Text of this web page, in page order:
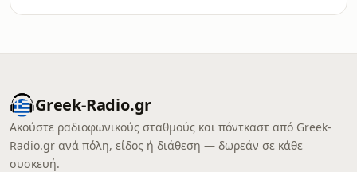
Greek-Radio.gr
Ακούστε ραδιοφωνικούς σταθμούς και πόντκαστ από Greek-
Radio.gr ανά πόλη, είδος ή διάθεση — δωρεάν σε κάθε
συσκευή.